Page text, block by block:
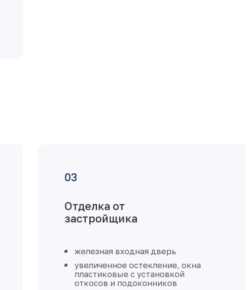
Отделка от
застройщика
железная входная дверь
увеличенное остекление, окна
пластиковые с установкой
откосов и подоконников